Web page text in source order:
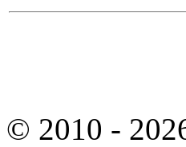
© 2010 -